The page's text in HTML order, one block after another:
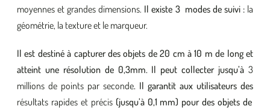
moyennes et grandes dimensions. Il existe 3 modes de suivi :la
géométrie, la texture et le marqueur.
Il est destiné à capturer des objets de 20 cm à 10 m de long et
atteint une résolution de 0,3mm. Il peut collecter jusqu’à 3
millions de points par seconde. Il garantit aux utilisateurs des
résultats rapides et précis (jusqu’à 0,1 mm) pour des objets de